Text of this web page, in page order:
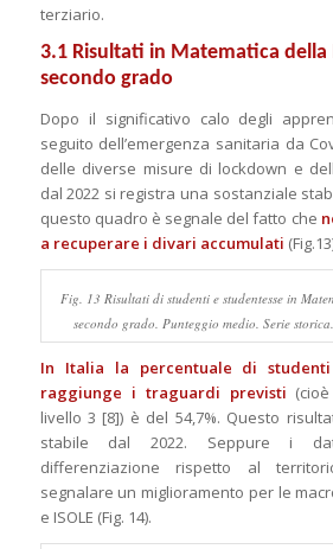
terziario.
3.1 Risultati in Matematica della
secondo grado
Dopo il significativo calo degli
seguito dell’emergenza sanitaria da
delle diverse misure di lockdown e
dal 2022 si registra una sostanziale
questo quadro è segnale del fatto che
a recuperare i divari accumulati
Fig. 13 Risultati di studenti e studentesse in
secondo grado. Punteggio medio. Serie
In Italia la percentuale di
raggiunge i traguardi previsti
livello 3 [8]) è del 54,7%. Questo
stabile dal 2022. Seppure i
differenziazione rispetto al
segnalare un miglioramento per le
e ISOLE (Fig. 14).